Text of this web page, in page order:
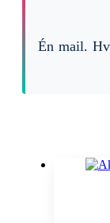
Én mail.